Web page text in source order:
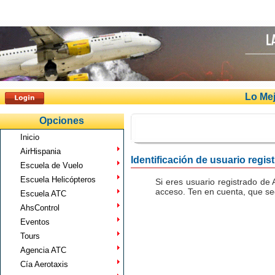
Lo
Opciones
Inicio
AirHispania
Escuela de Vuelo
Escuela Helicópteros
Escuela ATC
AhsControl
Eventos
Tours
Agencia ATC
Cía Aerotaxis
Identificación de usuario
Si eres usuario registrado de
acceso. Ten en cuenta, que